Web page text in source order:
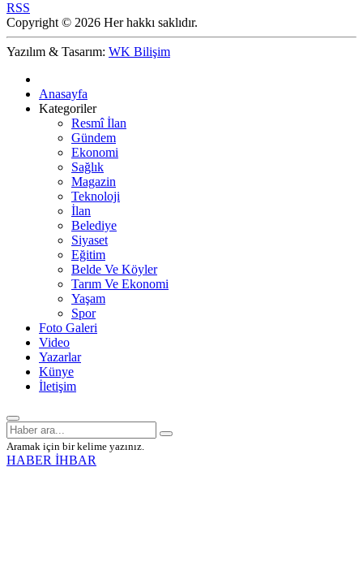
RSS
Copyright © 2026 Her hakkı saklıdır.
Yazılım & Tasarım: WK Bilişim
Anasayfa
Kategoriler
Resmî İlan
Gündem
Ekonomi
Sağlık
Magazin
Teknoloji
İlan
Belediye
Siyaset
Eğitim
Belde Ve Köyler
Tarım Ve Ekonomi
Yaşam
Spor
Foto Galeri
Video
Yazarlar
Künye
İletişim
Aramak için bir kelime yazınız.
HABER İHBAR